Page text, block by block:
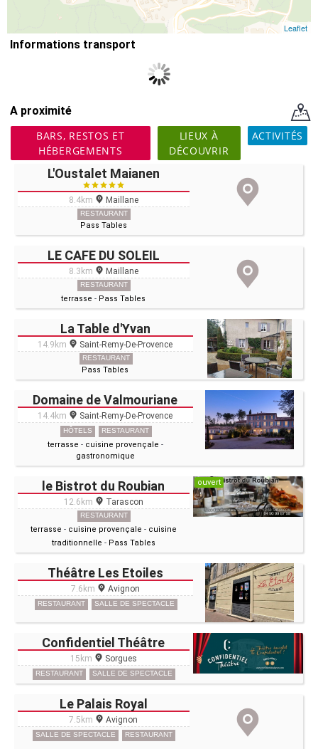
Leaflet
Informations transport
A proximité
BARS, RESTOS ET
HÉBERGEMENTS
LIEUX À
DÉCOUVRIR
ACTIVITÉS
L'Oustalet Maianen
8.4km Maillane
RESTAURANT
Pass Tables
LE CAFE DU SOLEIL
8.3km Maillane
RESTAURANT
terrasse - Pass Tables
La Table d'Yvan
14.9km Saint-Remy-De-Provence
RESTAURANT
Pass Tables
Domaine de Valmouriane
14.4km Saint-Remy-De-Provence
HÔTELS RESTAURANT
terrasse - cuisine provençale -
gastronomique
le Bistrot du Roubian
12.6km Tarascon
RESTAURANT
terrasse - cuisine provençale - cuisine
traditionnelle - Pass Tables
ouvert
Théâtre Les Etoiles
7.6km Avignon
RESTAURANT SALLE DE SPECTACLE
Confidentiel Théâtre
15km Sorgues
RESTAURANT SALLE DE SPECTACLE
Le Palais Royal
7.5km Avignon
SALLE DE SPECTACLE RESTAURANT